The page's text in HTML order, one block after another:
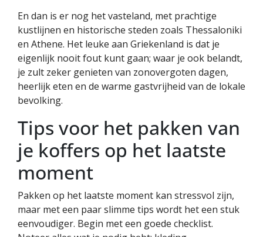
En dan is er nog het vasteland, met prachtige
kustlijnen en historische steden zoals Thessaloniki
en Athene. Het leuke aan Griekenland is dat je
eigenlijk nooit fout kunt gaan; waar je ook belandt,
je zult zeker genieten van zonovergoten dagen,
heerlijk eten en de warme gastvrijheid van de lokale
bevolking.
Tips voor het pakken van
je koffers op het laatste
moment
Pakken op het laatste moment kan stressvol zijn,
maar met een paar slimme tips wordt het een stuk
eenvoudiger. Begin met een goede checklist.